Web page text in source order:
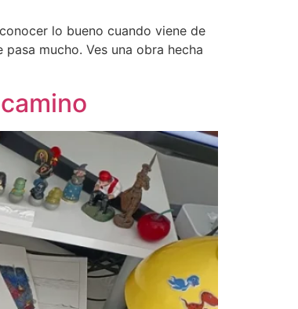
lo bueno cuando viene de
mucho. Ves una obra hecha